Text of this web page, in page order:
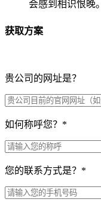
会感到相识恨晚。
获取方案
贵公司的网址是？
如何称呼您？ *
您的联系方式是？ *